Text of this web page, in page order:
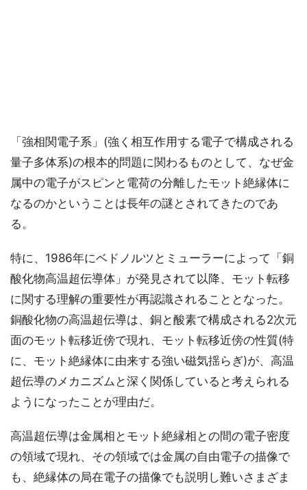
「強相関電子系」(強く相互作用する電子で構成される
量子多体系)の根本的問題に関わるものとして、なぜ金
属中の電子がスピンと電荷の分離したモット絶縁体に
なるのかということは長年の謎とされてきたのであ
る。
特に、1986年にベドノルツとミューラーによって「銅
酸化物高温超伝導体」が発見されて以降、モット転移
に関する理解の重要性が再認識されることとなった。
銅酸化物の高温超伝導は、銅と酸素で構成される2次元
面のモット転移近傍で現れ、モット転移近傍の性質(特
に、モット絶縁体に由来する強い磁気揺らぎ)が、高温
超伝導のメカニズムと深く関係していると考えられる
ようになったことが理由だ。
高温超伝導は金属相とモット絶縁相との間の電子密度
の領域で現れ、その領域では金属の自由電子の描像で
も、絶縁体の局在電子の描像でも説明し難いさまざま